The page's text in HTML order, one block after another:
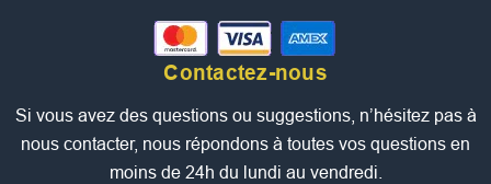
Contactez-nous
Si vous avez des questions ou suggestions, n’hésitez pas à
nous contacter, nous répondons à toutes vos questions en
moins de 24h du lundi au vendredi.